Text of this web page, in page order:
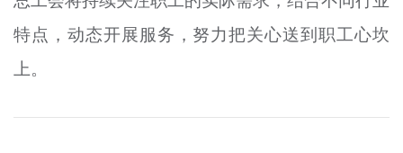
特点，动态开展服务，努力把关心送到职工心坎
上。